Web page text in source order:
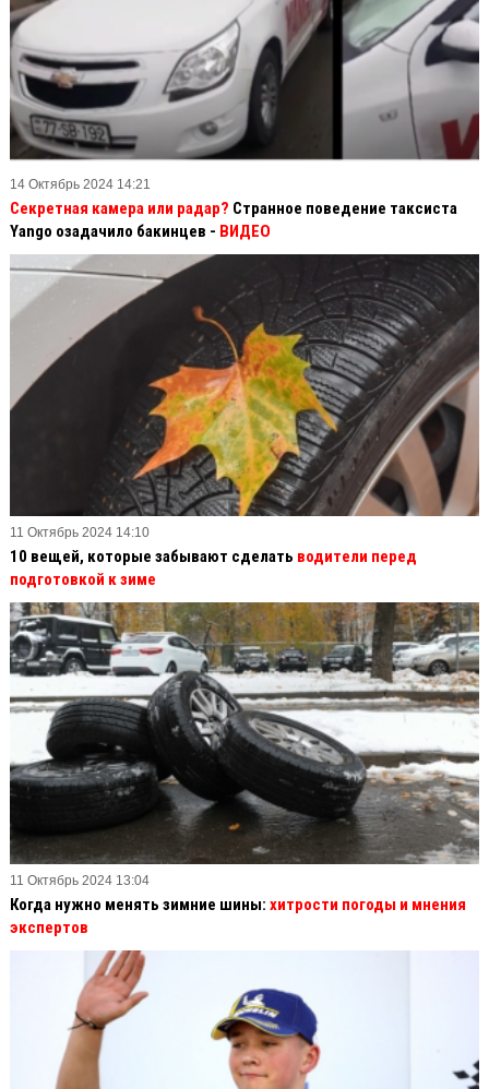
14 Октябрь 2024 14:21
Секретная камера или радар? Странное поведение таксиста
Yango озадачило бакинцев - ВИДЕО
11 Октябрь 2024 14:10
10 вещей, которые забывают сделать водители перед
подготовкой к зиме
11 Октябрь 2024 13:04
Когда нужно менять зимние шины: хитрости погоды и мнения
экспертов